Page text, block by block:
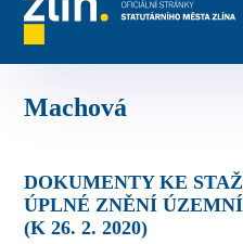
vyřídit
Machová
DOKUMENTY KE STAŽENÍ ZE SLOŽKY
ÚPLNÉ ZNĚNÍ
(K 26. 2. 2020)